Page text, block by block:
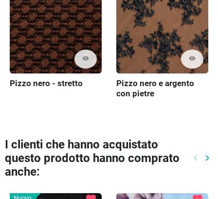
visibility
Pizzo nero - stretto
visibility
Pizzo nero e argento
con pietre
I clienti che hanno acquistato
questo prodotto hanno comprato
anche:
keyboard_arrow_left keyboard_arrow_right